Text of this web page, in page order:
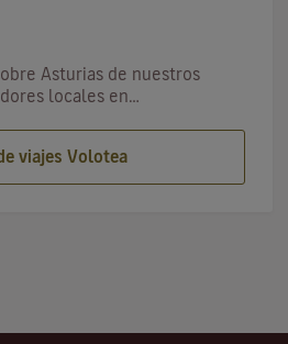
Asturias de nuestros
locales en…
viajes Volotea